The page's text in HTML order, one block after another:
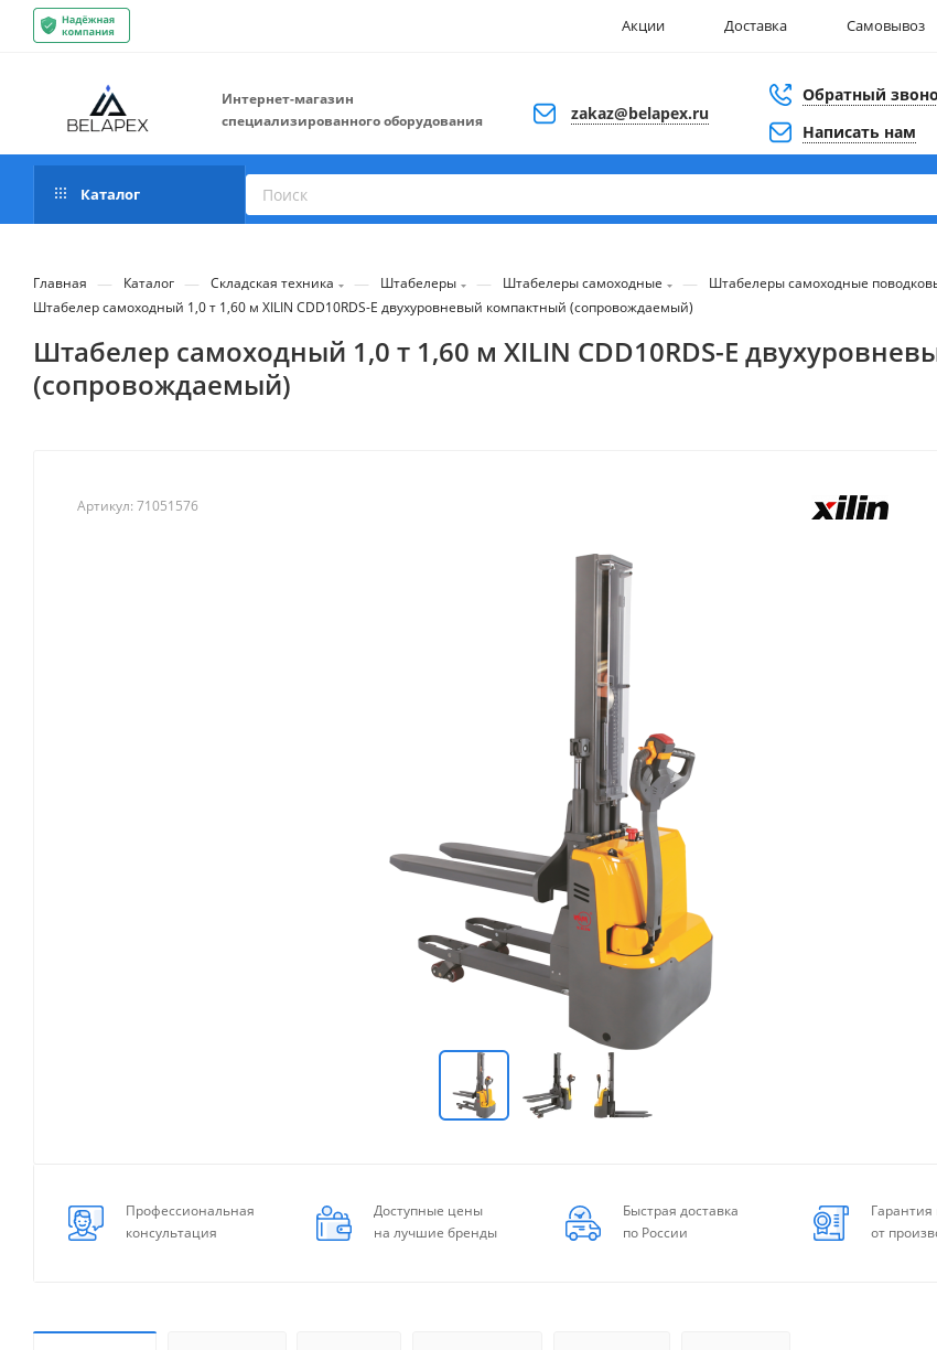
Акции Доставка Самовывоз
Интернет-магазин
специализированного оборудования
zakaz@belapex.ru
Обратный
Написать нам
Каталог
Главная — Каталог — Складская техника — Штабелеры — Штабелеры самоходные — Штабелеры самоходные
Штабелер самоходный 1,0 т 1,60 м XILIN CDD10RDS-E двухуровневый компактный (сопровождаемый)
Штабелер самоходный 1,0 т 1,60 м XILIN CDD10RDS-E
(сопровождаемый)
Артикул: 71051576
Профессиональная
консультация
Доступные цены
на лучшие бренды
Быстрая доставка
по России
Гарантия
от